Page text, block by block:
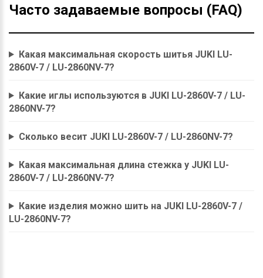
Часто задаваемые вопросы (FAQ)
Какая максимальная скорость шитья JUKI LU-
2860V-7 / LU-2860NV-7?
Какие иглы используются в JUKI LU-2860V-7 / LU-
2860NV-7?
Сколько весит JUKI LU-2860V-7 / LU-2860NV-7?
Какая максимальная длина стежка у JUKI LU-
2860V-7 / LU-2860NV-7?
Какие изделия можно шить на JUKI LU-2860V-7 /
LU-2860NV-7?